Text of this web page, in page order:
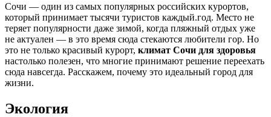
Сочи — один из самых популярных российских курортов,
который принимает тысячи туристов каждый.год. Место не
теряет популярности даже зимой, когда пляжный отдых уже
не актуален — в это время сюда стекаются любители гор. Но
это не только красивый курорт, климат Сочи для здоровья
настолько полезен, что многие принимают решение переехать
сюда навсегда. Расскажем, почему это идеальный город для
жизни.
Экология